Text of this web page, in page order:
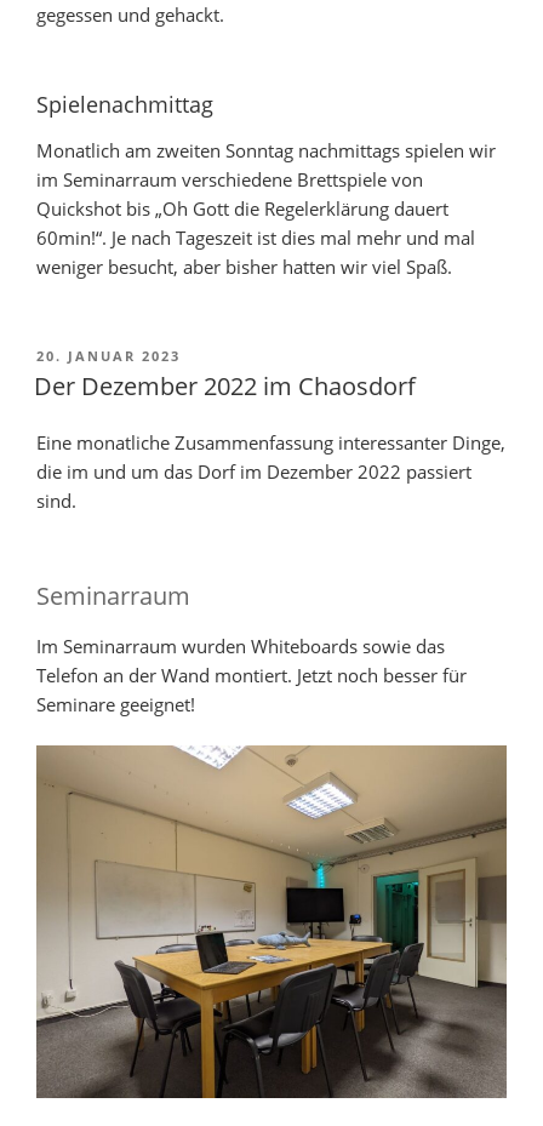
gegessen und gehackt.
Spielenachmittag
Monatlich am zweiten Sonntag nachmittags spielen wir
im Seminarraum verschiedene Brettspiele von
Quickshot bis „Oh Gott die Regelerklärung dauert
60min!“. Je nach Tageszeit ist dies mal mehr und mal
weniger besucht, aber bisher hatten wir viel Spaß.
VERÖFFENTLICHT
AM
20. JANUAR 2023
Der Dezember 2022 im Chaosdorf
Eine monatliche Zusammenfassung interessanter Dinge,
die im und um das Dorf im Dezember 2022 passiert
sind.
Seminarraum
Im Seminarraum wurden Whiteboards sowie das
Telefon an der Wand montiert. Jetzt noch besser für
Seminare geeignet!